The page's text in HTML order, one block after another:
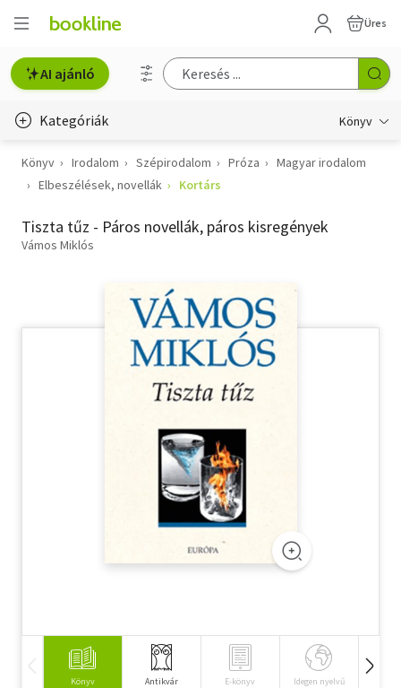
Üres
AI ajánló
Kategóriák Könyv
Életmód, egészség
Gyermek- és ifjúsági
Könyv Irodalom Szépirodalom Próza
Magyar irodalom
Elbeszélések, novellák
Kortárs
Tiszta tűz - Páros novellák, páros kisregények
Vámos Miklós
Könyv Antikvár E-könyv Idegen nyelvű